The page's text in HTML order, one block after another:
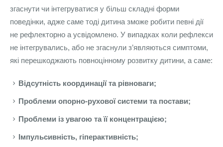
згаснути чи інтегруватися у більш складні форми
поведінки, адже саме тоді дитина зможе робити певні дії
не рефлекторно а усвідомлено. У випадках коли рефлекси
не інтегрувались, або не згаснули з’являються симптоми,
які перешкоджають повноцінному розвитку дитини, а саме:
Відсутність координації та рівноваги;
Проблеми опорно-рухової системи та постави;
Проблеми із увагою та її концентрацією;
Імпульсивність, гіперактивність;